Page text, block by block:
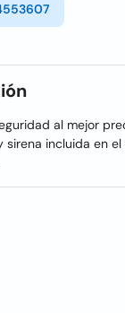
al mejor
sirena incluida en